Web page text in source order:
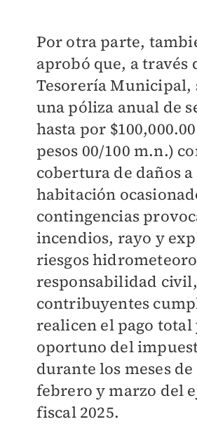
Por otra parte,
aprobó que, a través
Tesorería Municipal,
una póliza anual de
hasta por
pesos 00/100 m.n.)
cobertura de daños a
habitación
contingencias
incendios, rayo y
riesgos
responsabilidad
contribuyentes
realicen el pago total
oportuno del
durante los meses
febrero y marzo del
fiscal 2025.